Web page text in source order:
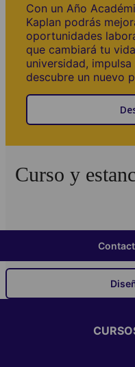
Con un Año
Kaplan podrás
oportunidades
que cambiará tu
universidad,
descubre un nuevo
Curso y